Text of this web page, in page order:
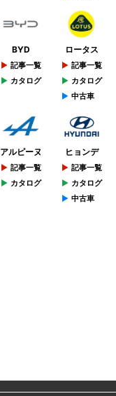
BYD
記事一覧
カタログ
ロータス
記事一覧
カタログ
中古車
アルピーヌ
記事一覧
カタログ
ヒョンデ
記事一覧
カタログ
中古車